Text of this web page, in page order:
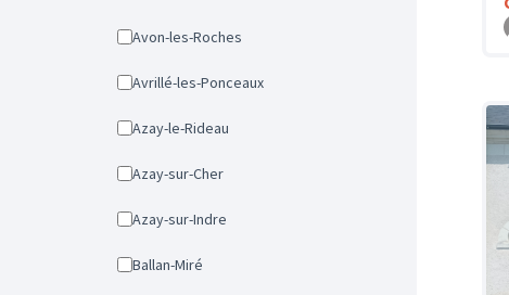
Avon-les-Roches
Avrillé-les-Ponceaux
Azay-le-Rideau
Azay-sur-Cher
Azay-sur-Indre
Ballan-Miré